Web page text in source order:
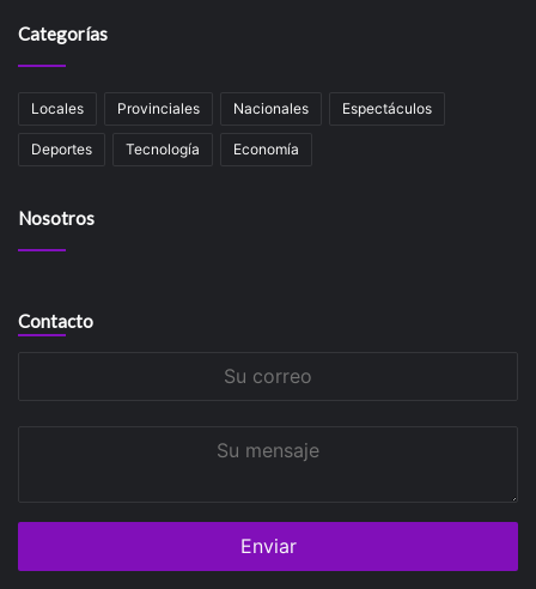
Categorías
Locales Provinciales Nacionales Espectáculos
Deportes Tecnología Economía
Nosotros
Contacto